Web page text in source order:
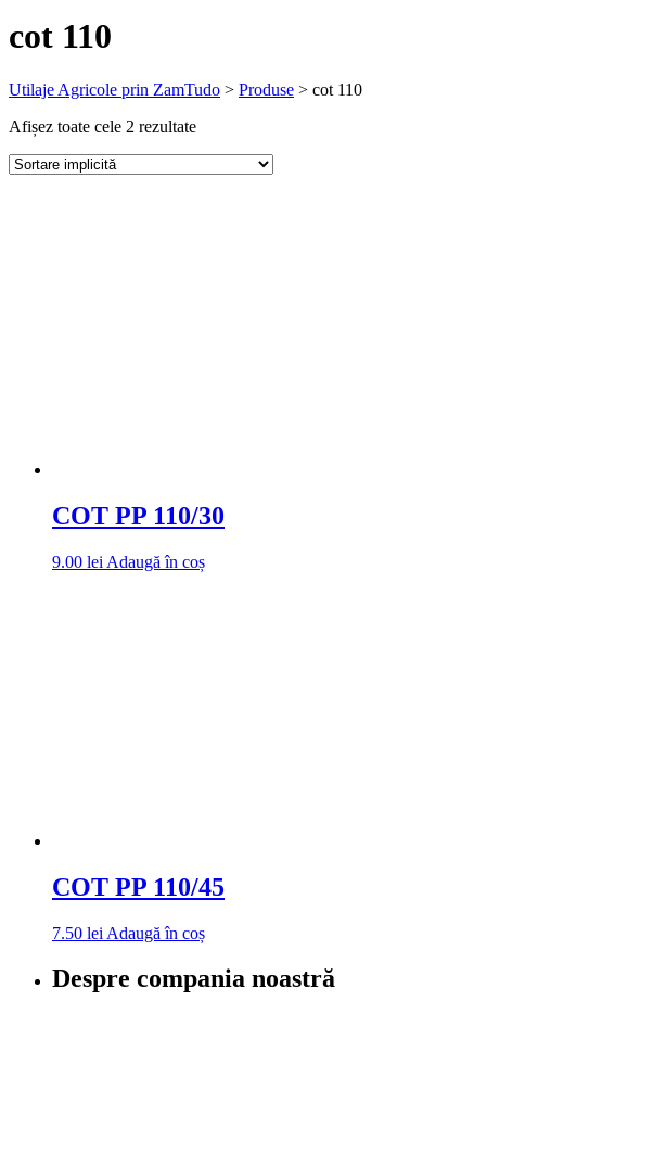
cot 110
Utilaje Agricole prin ZamTudo > Produse > cot 110
Afișez toate cele 2 rezultate
COT PP 110/30
9.00 lei Adaugă în coș
COT PP 110/45
7.50 lei Adaugă în coș
Despre compania noastră